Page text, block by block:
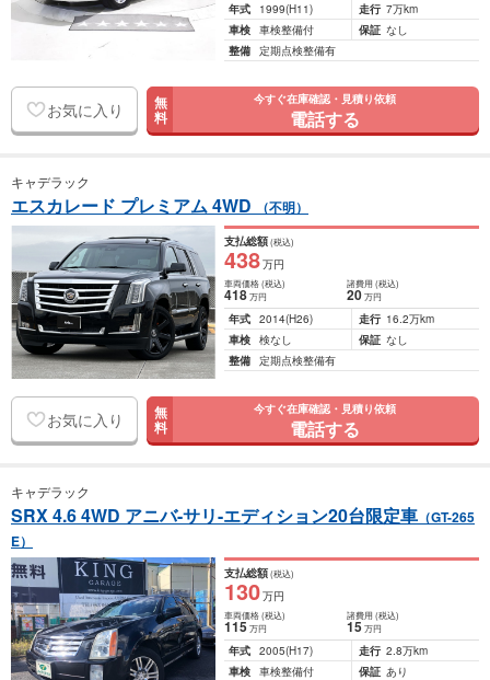
年式 1999(H11) 走行 7万km
車検 車検整備付 保証 なし
整備 定期点検整備有
お気に入り 無
料
今すぐ在庫確認・見積り依頼
電話する
キャデラック
エスカレード プレミアム 4WD （不明）
支払総額(税込)
438万円
車両価格(税込)
418万円
諸費用 (税込)
20 万円
年式 2014(H26) 走行 16.2万km
車検 検なし 保証 なし
整備 定期点検整備有
お気に入り 無
料
今すぐ在庫確認・見積り依頼
電話する
キャデラック
SRX 4.6 4WD アニバ-サリ-エディション20台限定車 （GT-265
E）
支払総額(税込)
130万円
車両価格(税込)
115万円
諸費用 (税込)
15 万円
年式 2005(H17) 走行 2.8万km
車検 車検整備付 保証 あり